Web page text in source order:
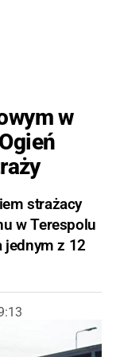
w
strażacy
w Terespolu
jednym z 12